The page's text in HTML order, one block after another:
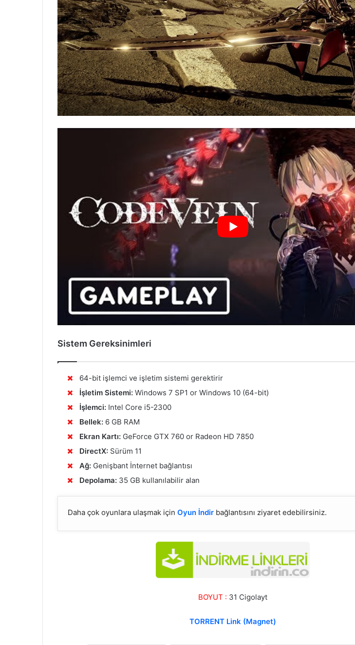
Sistem Gereksinimleri
64-bit işlemci ve işletim sistemi gerektirir
İşletim Sistemi: Windows 7 SP1 or Windows 10 (64-bit)
İşlemci: Intel Core i5-2300
Bellek: 6 GB RAM
Ekran Kartı: GeForce GTX 760 or Radeon HD 7850
DirectX: Sürüm 11
Ağ: Genişbant İnternet bağlantısı
Depolama: 35 GB kullanılabilir alan
Daha çok oyunlara ulaşmak için Oyun İndir bağlantısını ziyaret edebilirsiniz.
BOYUT : 31 Cigolayt
TORRENT Link (Magnet)